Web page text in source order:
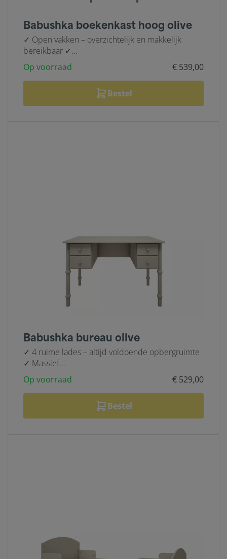
Babushka boekenkast hoog olive
✓ Open vakken – overzichtelijk en makkelijk
bereikbaar ✓...
Op voorraad
€ 539,00
Bestel
Babushka bureau olive
✓ 4 ruime lades – altijd voldoende opbergruimte
✓ Massief...
Op voorraad
€ 529,00
Bestel